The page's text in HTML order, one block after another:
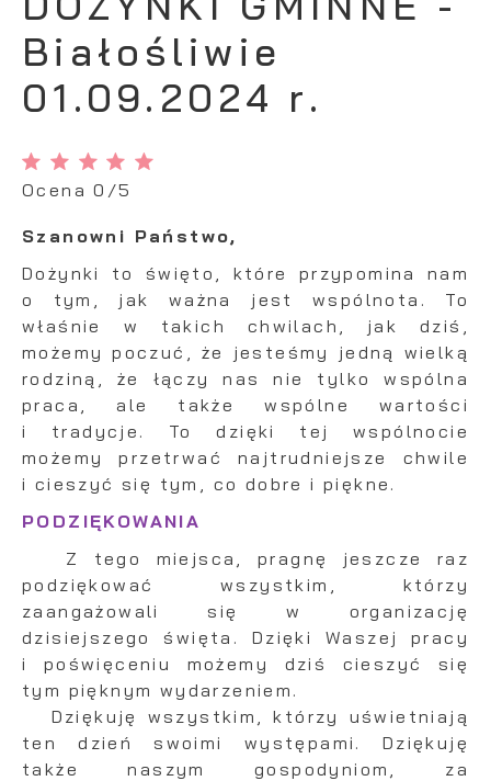
Białośliwie
01.09.2024 r.
Ocena 0/5
Szanowni Państwo,
Dożynki to święto, które przypomina nam
o tym, jak ważna jest wspólnota. To
właśnie w takich chwilach, jak dziś,
możemy poczuć, że jesteśmy jedną wielką
rodziną, że łączy nas nie tylko wspólna
praca, ale także wspólne wartości
i tradycje. To dzięki tej wspólnocie
możemy przetrwać najtrudniejsze chwile
i cieszyć się tym, co dobre i piękne.
PODZIĘKOWANIA
Z tego miejsca, pragnę jeszcze raz
podziękować wszystkim, którzy
zaangażowali się w organizację
dzisiejszego święta. Dzięki Waszej pracy
i poświęceniu możemy dziś cieszyć się
tym pięknym wydarzeniem.
Dziękuję wszystkim, którzy uświetniają
ten dzień swoimi występami. Dziękuję
także naszym gospodyniom, za
formularzy. Dzięki plikom cookies strona, z
której korzystasz, może działać bez zakłóceń.
Tego typu pliki cookies umożliwiają stronie
internetowej zapamiętanie wprowadzonych
określonych funkcjonalności czy
Dzięki tym plikom cookies możemy zapewnić Ci
większy komfort korzystania z funkcjonalności
naszej strony poprzez dopasowanie jej do
zgody na funkcjonalne i personalizacyjne pliki
cookies gwarantuje dostępność większej ilości
funkcji na stronie.
Więcej
Analityczne
Analityczne pliki cookies pomagają nam
rozwijać się i dostosowywać do Twoich
potrzeb.
Cookies analityczne pozwalają na uzyskanie
informacji w zakresie wykorzystywania witryny
internetowej, miejsca oraz częstotliwości, z
jaką odwiedzane są nasze serwisy www. Dane
pozwalają nam na ocenę naszych serwisów
internetowych pod względem ich popularności
wśród użytkowników. Zgromadzone informacje
są przetwarzane w formie zanonimizowanej.
Wyrażenie zgody na analityczne pliki cookies
funkcjonalności.
Więcej
Reklamowe
Dzięki reklamowym plikom cookies
prezentujemy Ci najciekawsze informacje i
aktualności na stronach naszych partnerów.
Promocyjne pliki cookies służą do
podstawie analizy Twoich upodobań oraz
Twoich zwyczajów dotyczących przeglądanej
witryny internetowej. Treści promocyjne mogą
pojawić się na stronach podmiotów trzecich
lub firm będących naszymi partnerami oraz
innych dostawców usług. Firmy te działają w
charakterze pośredników prezentujących nasze
treści w postaci wiadomości, ofert,
komunikatów mediów społecznościowych.
Więcej